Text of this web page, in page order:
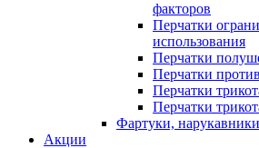
факторов
Перчатки
использования
Перчатки
Перчатки
Перчатки
Перчатки
Фартуки, нарукавники
Акции